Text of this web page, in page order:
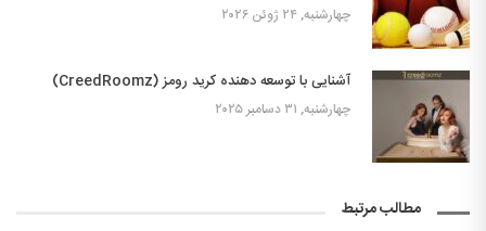
چهارشنبه, ۲۴ ژوئن ۲۰۲۶
آشنایی با توسعه دهنده کرید رومز (CreedRoomz)
چهارشنبه, ۳۱ دسامبر ۲۰۲۵
مطالب مرتبط